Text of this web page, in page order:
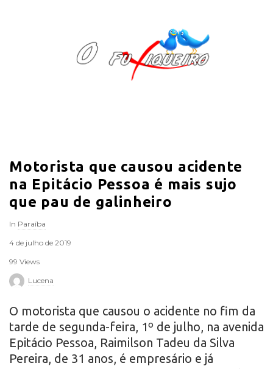
F
q
u
o
Motorista que causou acidente
na Epitácio Pessoa é mais sujo
que pau de galinheiro
In Paraíba
4 de julho de 2019
99 Views
Lucena
O motorista que causou o acidente no fim da
tarde de segunda-feira, 1º de julho, na avenida
Epitácio Pessoa, Raimilson Tadeu da Silva
Pereira, de 31 anos, é empresário e já